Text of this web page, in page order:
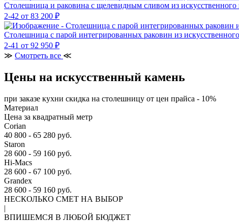
Столешница и раковина с щелевидным сливом из искусственного
2-42 от 83 200 ₽
Столешница с парой интегрированных раковин из
2-41 от 92 950 ₽
≫ Смотреть все ≪
Цены на искусственный камень
при заказе кухни скидка на столешницу от цен прайса - 10%
Материал
Цена за квадратный метр
Corian
40 800 - 65 280 руб.
Staron
28 600 - 59 160 руб.
Hi-Macs
28 600 - 67 100 руб.
Grandex
28 600 - 59 160 руб.
НЕСКОЛЬКО СМЕТ НА ВЫБОР
|
ВПИШЕМСЯ В ЛЮБОЙ БЮДЖЕТ